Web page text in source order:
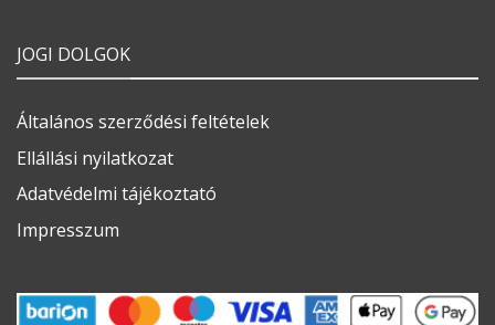
JOGI DOLGOK
Általános szerződési feltételek
Ellállási nyilatkozat
Adatvédelmi tájékoztató
Impresszum